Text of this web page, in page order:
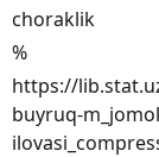
choraklik
%
https://
buyruq-